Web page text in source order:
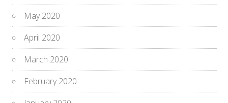
May 2020
April 2020
March 2020
February 2020